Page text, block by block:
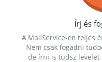
Írj és
A MailService-en teljes
Nem csak fogadni
de írni is tudsz levelet